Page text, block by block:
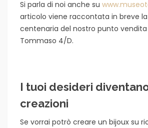
Si parla di noi anche su
articolo viene raccontata in breve
centenaria del nostro punto vendita
Tommaso 4/D.
I tuoi desideri
creazioni
Se vorrai potrò creare un bijoux su